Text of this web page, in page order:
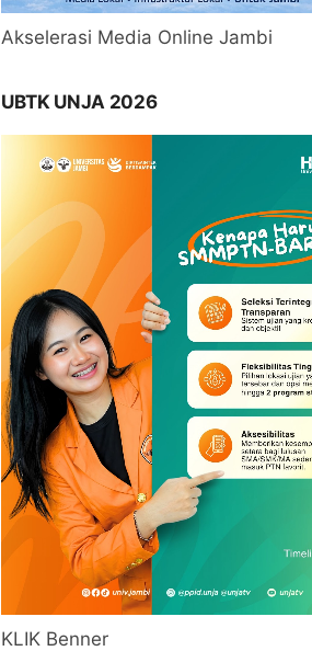
Akselerasi Media Online Jambi
UBTK UNJA 2026
KLIK Benner